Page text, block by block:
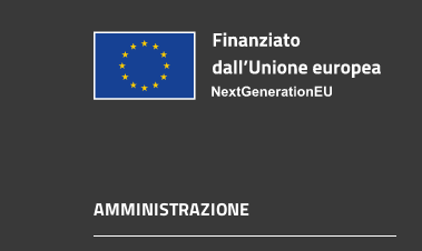
AMMINISTRAZIONE